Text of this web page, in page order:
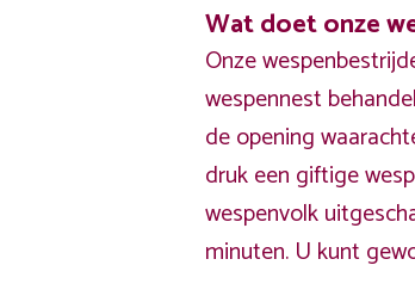
Wat doet onze
Onze
wespennest
de opening
druk een giftige
wespenvolk
minuten. U kunt